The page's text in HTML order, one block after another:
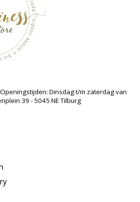
Dinsdag t/m zaterdag van
39 - 5045 NE Tilburg